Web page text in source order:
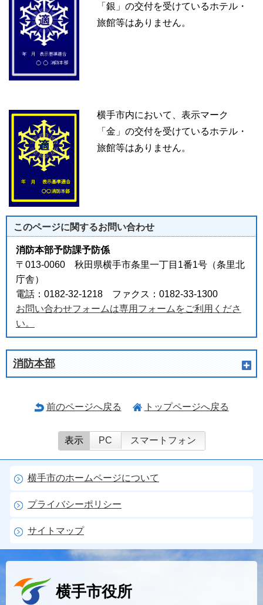
「銀」の交付を受けているホテル・
旅館等はありません。
横手市内において、表示マーク
「金」の交付を受けているホテル・
旅館等はありません。
このページに関するお問い合わせ
消防本部予防課予防係
〒013-0060 秋田県横手市条里一丁目1番1号（条里北
庁舎）
電話：0182-32-1218 ファクス：0182-33-1300
お問い合わせフォームは専用フォームをご利用くださ
い。
消防本部
前のページへ戻る トップページへ戻る
表示 PC スマートフォン
横手市のホームページについて
プライバシーポリシー
サイトマップ
横手市役所